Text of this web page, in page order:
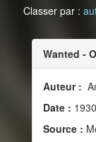
Classer par :
Wanted -
Auteur :
Date :
Source :